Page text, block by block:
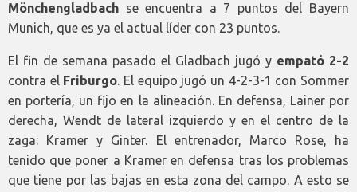
Mönchengladbach se encuentra a 7 puntos del Bayern
Munich, que es ya el actual líder con 23 puntos.
El fin de semana pasado el Gladbach jugó y empató 2-2
contra el Friburgo. El equipo jugó un 4-2-3-1 con Sommer
en portería, un fijo en la alineación. En defensa, Lainer por
derecha, Wendt de lateral izquierdo y en el centro de la
zaga: Kramer y Ginter. El entrenador, Marco Rose, ha
tenido que poner a Kramer en defensa tras los problemas
que tiene por las bajas en esta zona del campo. A esto se